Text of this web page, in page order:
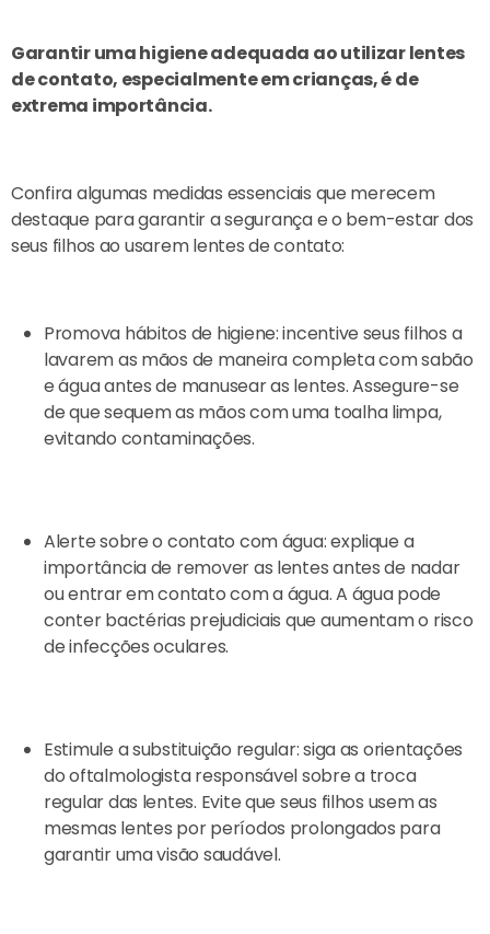
Garantir uma higiene adequada ao utilizar lentes
de contato, especialmente em crianças, é de
extrema importância.
Confira algumas medidas essenciais que merecem
destaque para garantir a segurança e o bem-estar dos
seus filhos ao usarem lentes de contato:
Promova hábitos de higiene: incentive seus filhos a
lavarem as mãos de maneira completa com sabão
e água antes de manusear as lentes. Assegure-se
de que sequem as mãos com uma toalha limpa,
evitando contaminações.
Alerte sobre o contato com água: explique a
importância de remover as lentes antes de nadar
ou entrar em contato com a água. A água pode
conter bactérias prejudiciais que aumentam o risco
de infecções oculares.
Estimule a substituição regular: siga as orientações
do oftalmologista responsável sobre a troca
regular das lentes. Evite que seus filhos usem as
mesmas lentes por períodos prolongados para
garantir uma visão saudável.